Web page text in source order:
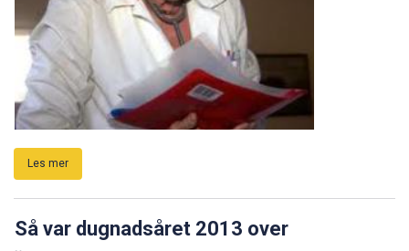
Les mer
Så var dugnadsåret 2013 over